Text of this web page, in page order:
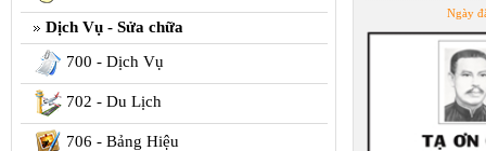
Dịch Vụ - Sửa chữa
700 - Dịch Vụ
702 - Du Lịch
706 - Bảng Hiệu
Ngày